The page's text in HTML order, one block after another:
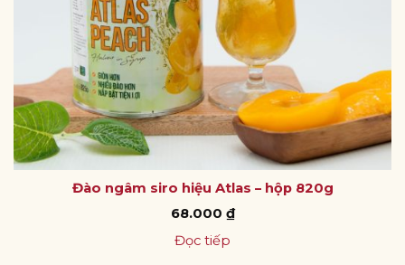
Đào ngâm siro hiệu Atlas – hộp 820g
68.000 ₫
Đọc tiếp